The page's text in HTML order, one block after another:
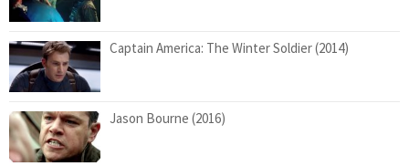
Captain America: The Winter Soldier (2014)
Jason Bourne (2016)